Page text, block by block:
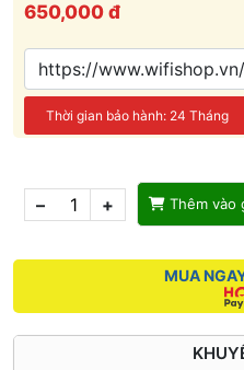
650,000 đ
Thời gian bảo hành: 24 Tháng
– + Thêm vào
MUA